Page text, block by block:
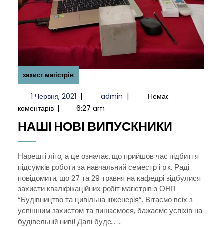
захист магістрів
1 Червня, 20211
Червня,
| admin admin
|
Немає
коментарів | 6:27 am
НАШІ НОВІ ВИПУСКНИКИ
Нарешті літо, а це означає, що прийшов час підбиття
підсумків роботи за навчальний семестр і рік. Раді
повідомити, що 27 та 29 травня на кафедрі відбулися
захисти кваліфікаційних робіт магістрів з ОНП
“Будівництво та цивільна інженерія”. Вітаємо всіх з
успішним захистом та пишаємося, бажаємо успіхів на
будівельній ниві! Далі буде… ...